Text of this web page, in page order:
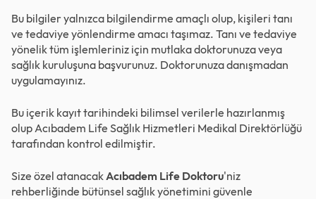
Bu bilgiler yalnızca bilgilendirme amaçlı olup, kişileri tanı
ve tedaviye yönlendirme amacı taşımaz. Tanı ve tedaviye
yönelik tüm işlemleriniz için mutlaka doktorunuza veya
sağlık kuruluşuna başvurunuz. Doktorunuza danışmadan
uygulamayınız.
Bu içerik kayıt tarihindeki bilimsel verilerle hazırlanmış
olup Acıbadem Life Sağlık Hizmetleri Medikal Direktörlüğü
tarafından kontrol edilmiştir.
Size özel atanacakAcıbadem Life Doktoru'niz
rehberliğinde bütünsel sağlık yönetimini güvenle